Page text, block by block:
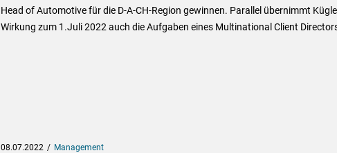
Head of Automotive für die D-A-CH-Region gewinnen. Parallel übernimmt
Wirkung zum 1.Juli 2022 auch die Aufgaben eines Multinational Client
08.07.2022 Management